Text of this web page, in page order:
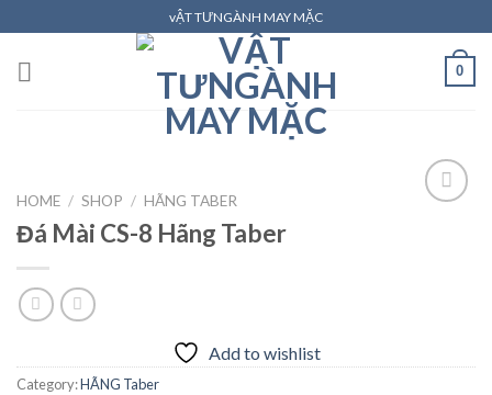
to
content
vẬT TƯNGÀNH MAY MẶC
0
HOME / SHOP / HÃNG TABER
Đá Mài CS-8 Hãng Taber
Add to wishlist
Category:HÃNG Taber